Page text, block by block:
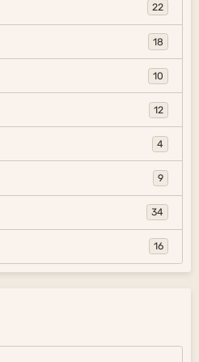
22
18
10
12
4
9
34
16